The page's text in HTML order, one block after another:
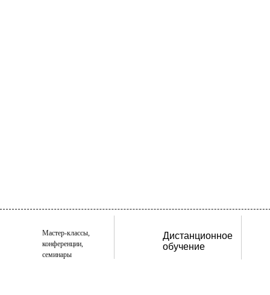
Мастер-классы,
конференции,
семинары
Дистанционное
обучение